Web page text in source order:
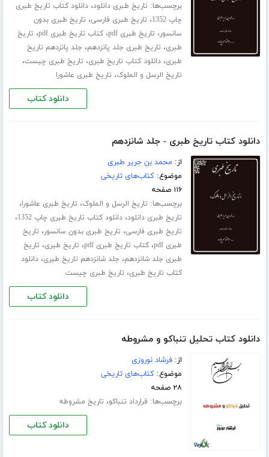
برچسب‌ها: تاریخ طبری دانلود،دانلود کتاب تاریخ طبری
چاپ 1352
، تاریخ طبری فارسی، تاریخ طبری بدون
سانسور، تاریخ طبری pdf ،کتاب تاریخ طبری pdf ، تاریخ
طبری، تاریخ طبری جلد ‌پانزدهم، جلد پانزدهم تاریخ
طبری،دانلود کتاب تاریخ طبری، تاریخ طبری چیست،
تاریخ الرسل و الملوک، تاریخ طبری عاشورا
دانلود کتاب
دانلود کتاب تاریخ طبری - جلد شانزدهم
از: محمد بن جریر طبری
موضوع:کتاب‌های تاریخی
۱۱۶ صفحه
برچسب‌ها: تاریخ الرسل و الملوک، تاریخ طبری عاشورا،
تاریخ طبری دانلود،دانلود کتاب تاریخ طبری چاپ 1352 ،
تاریخ طبری فارسی، تاریخ طبری بدون سانسور، تاریخ
طبری pdf
،کتاب تاریخ طبری pdf ، تاریخ طبری، تاریخ
طبری جلد ‌شانزدهم، جلد شانزدهم تاریخ طبری،دانلود
کتاب تاریخ طبری، تاریخ طبری چیست
دانلود کتاب
دانلود کتاب تحلیل تنباکو و مشروطه
از:فرشاد نوروزی
موضوع:کتاب‌های تاریخی
۲۸ صفحه
برچسب‌ها: قرارداد تنباکو، تاریخ مشروطه
دانلود کتاب